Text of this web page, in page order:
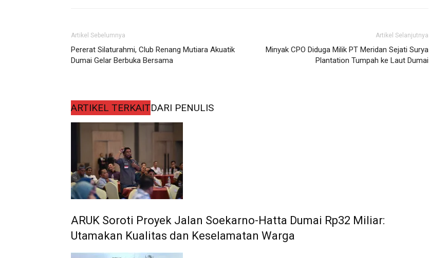
Artikel Sebelumnya
Pererat Silaturahmi, Club Renang Mutiara Akuatik
Dumai Gelar Berbuka Bersama
Artikel Selanjutnya
Minyak CPO Diduga Milik PT Meridan Sejati Surya
Plantation Tumpah ke Laut Dumai
ARTIKEL TERKAITDARI PENULIS
ARUK Soroti Proyek Jalan Soekarno-Hatta Dumai Rp32 Miliar:
Utamakan Kualitas dan Keselamatan Warga